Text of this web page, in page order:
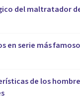
del maltratador
en serie más
de los